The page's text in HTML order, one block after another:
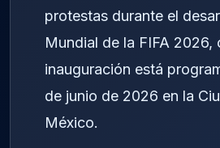
protestas durante el
Mundial de la FIFA 2026,
inauguración está
de junio de 2026 en la
México.